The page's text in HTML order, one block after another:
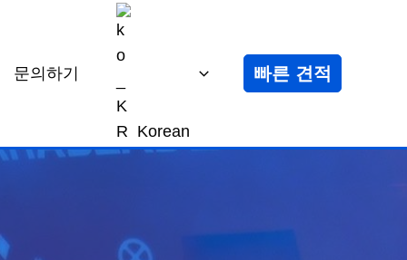
문의하기
Korean
빠른 견적